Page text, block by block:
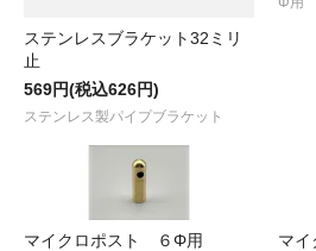
ステンレスブラケット32ミリ
止
569円(税込626円)
ステンレス製パイプブラケット
マイクロポスト ６Φ用
マ